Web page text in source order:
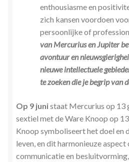
enthousiasme en
zich kansen voordoen
persoonlijke of
van Mercurius en Jupiter
avontuur en
nieuwe intellectuele
te zoeken die je begrip van
Op 9 junistaat Mercurius op 13
sextiel met de Ware Knoop op
Knoop symboliseert het doel en
leven, en dit harmonieuze
communicatie en